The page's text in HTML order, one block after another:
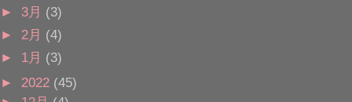
► 3月 (3)
► 2月 (4)
► 1月 (3)
► 2022 (45)